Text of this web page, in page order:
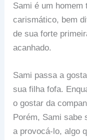
Sami é um
carismático, bem
de sua forte
acanhado.
Sami passa a
sua filha fofa.
o gostar da
Porém, Sami sabe
a provocá-lo, algo